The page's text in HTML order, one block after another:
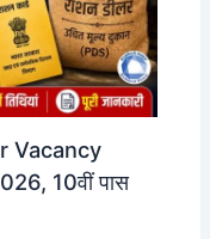
Vacancy
10वीं पास